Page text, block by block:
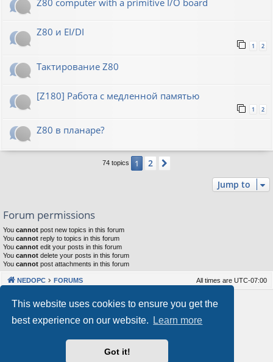
This website uses cookies to ensure you get the
best experience on our website.
Learn more
Got it!
Z80 computer with a primitive I/O board
Z80 и EI/DI
1 2
Тактирование Z80
[Z180] Работа с медленной памятью
1 2
Z80 в планаре?
74 topics 1 2
Jump to
Forum permissions
You cannot post new topics in this forum
You cannot reply to topics in this forum
You cannot edit your posts in this forum
You cannot delete your posts in this forum
You cannot post attachments in this forum
NEDOPC FORUMS All times are UTC-07:00
Powered by phpBB® Forum Software © phpBB Limited
Our VPS Hosting By RimuHosting
This server is located in London data center